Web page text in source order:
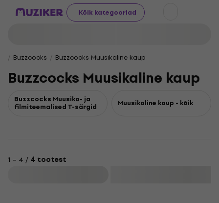
Kõik kategooriad
Buzzcocks Buzzcocks Muusikaline kaup
Buzzcocks Muusikaline kaup
Buzzcocks Muusika- ja
filmiteemalised T-särgid Muusikaline kaup - kõik
1 – 4 / 4 tootest